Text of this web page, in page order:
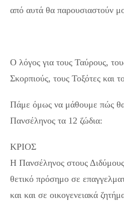
από αυτά θα παρουσιαστούν
Ο λόγος για τους Ταύρους,
Σκορπιούς, τους Τοξότες και
Πάμε όμως να μάθουμε πώς
Πανσέληνος τα 12 ζώδια:
ΚΡΙΟΣ
Η Πανσέληνος στους
θετικό πρόσημο σε
και και σε οικογενειακά